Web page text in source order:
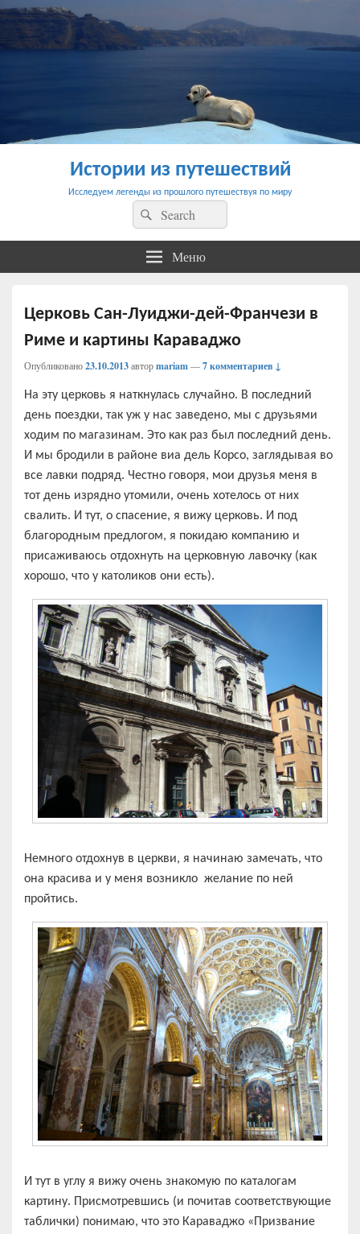
Истории из путешествий
Исследуем легенды из прошлого путешествуя по миру
Найти:Поиск
Меню
Церковь Сан-Луиджи-дей-Франчези в
Риме и картины Караваджо
Опубликовано23.10.2013авторmariam—7 комментариев ↓
На эту церковь я наткнулась случайно. В последний
день поездки, так уж у нас заведено, мы с друзьями
ходим по магазинам. Это как раз был последний день.
И мы бродили в районе виа дель Корсо, заглядывая во
все лавки подряд. Честно говоря, мои друзья меня в
тот день изрядно утомили, очень хотелось от них
свалить. И тут, о спасение, я вижу церковь. И под
благородным предлогом, я покидаю компанию и
присаживаюсь отдохнуть на церковную лавочку (как
хорошо, что у католиков они есть).
Немного отдохнув в церкви, я начинаю замечать, что
она красива и у меня возникло желание по ней
пройтись.
И тут в углу я вижу очень знакомую по каталогам
картину. Присмотревшись (и почитав соответствующие
таблички) понимаю, что это Караваджо «Призвание